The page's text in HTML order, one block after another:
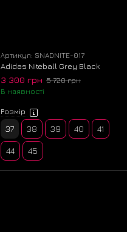
Артикул: SNADNITE-017
Adidas Niteball Grey Black
3 300 грн 5 720 грн
В наявності
Розмір
37 38 39 40 41
44 45